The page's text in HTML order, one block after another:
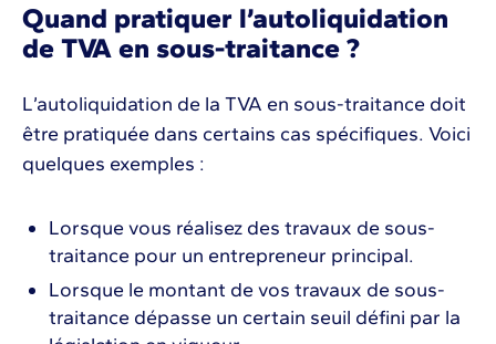
Quand pratiquer l’autoliquidation
de TVA en sous-traitance ?
L’autoliquidation de la TVA en sous-traitance doit
être pratiquée dans certains cas spécifiques. Voici
quelques exemples :
Lorsque vous réalisez des travaux de sous-
traitance pour un entrepreneur principal.
Lorsque le montant de vos travaux de sous-
traitance dépasse un certain seuil défini par la